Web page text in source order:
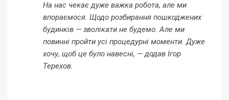
На нас чекає дуже важка робота, але ми
впораємося. Щодо розбирання пошкоджених
будинків — зволікати не будемо. Але ми
повинні пройти усі процедурні моменти. Дуже
хочу, щоб це було навесні, — додав Ігор
Терехов.